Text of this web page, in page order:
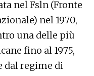
nel Fsln (Fronte
nel 1970,
una delle più
fino al 1975,
dal regime di